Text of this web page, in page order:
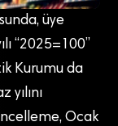
üye
“2025=100”
Kurumu da
yılını
Ocak